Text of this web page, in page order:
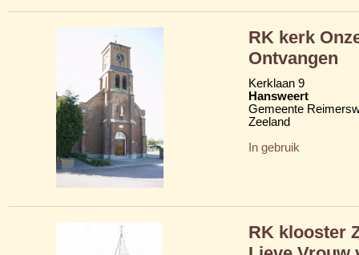
RK kerk
Ontvangen
Kerklaan 9
Hansweert
Gemeente
Zeeland
In gebruik
RK klooster